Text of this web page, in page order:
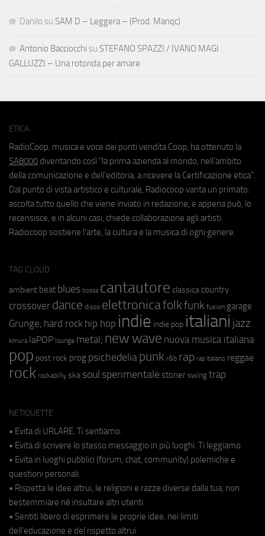
Danilo su SAM D – Leggera – (Prod. Manqc)
Antonio Bacciocchi su STEFANO SPAZZI / IVANO MAGI
GALLUZZI – Una rotonda per amare
ETICA
RadioCoop, musica e voce dei punti vendita Coop, ha ottenuto la
SA8000 diventando così "la prima azienda al mondo, nell'ambito
della comunicazione e dell'editoria, a ricevere la Certificazione etica".
Dal punto di vista artistico e culturale, Radiocoop vanta un primato:
ascolta tutto quello che viene inviato in redazione, e appena può, lo
recensisce, e in alcuni casi, chiede collaborazione agli artisti.
Radiocoop sostiene l'arte, la cultura e la musica di ogni genere.
TAG CLOUD
ambient beat blues bossa cantautore classica country
crossover dance disco elettronicafolkfunk fusion garage
Grunge; hard rock hip hop indie indie pop italiani jazz
kimura laPOP lounge metal; new wave nuova musica italiana
pop post rock prog psichedeliapunk r&b rap rap italiano reggae
rock rockabilly ska soul sperimentale stoner swing trap
NETIQUETTE
• Evita di URLARE. Ti sentiamo.
• Evita di scrivere lo stesso messaggio in più luoghi. Ti leggiamo.
• Evita in luoghi pubblici (forum, chat, community) polemiche e
questioni personali.
• Rispetta le idee altrui, le religioni e razze diverse dalla tua, non
bestemmiare né insultare altri utenti.
• Sentiti libero di esprimere le proprie idee, nei limiti
dell'educazione e del rispetto altrui.